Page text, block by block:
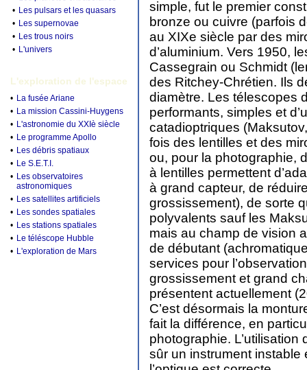
• Les pulsars et les quasars
• Les supernovae
• Les trous noirs
• L'univers
L'exploration de l'espace
• La fusée Ariane
• La mission Cassini-Huygens
• L'astronomie du XXIè siècle
• Le programme Apollo
• Les débris spatiaux
• Le S.E.T.I.
• Les observatoires
astronomiques
• Les satellites artificiels
• Les sondes spatiales
• Les stations spatiales
• Le téléscope Hubble
• L'exploration de Mars
simple, fut le premier
bronze ou cuivre (parfois
au XIXe siècle par des
d’aluminium. Vers 1950,
Cassegrain ou Schmidt
des Ritchey-Chrétien. Ils
diamètre. Les télescopes
performants, simples et
catadioptriques
fois des lentilles et des
ou, pour la photographie,
à lentilles permettent
à grand capteur, de
grossissement), de sorte
polyvalents sauf les
mais au champ de vision
de débutant
services pour
grossissement et grand
présentent actuellement
C’est désormais la
fait la différence, en
photographie.
sûr un instrument instable